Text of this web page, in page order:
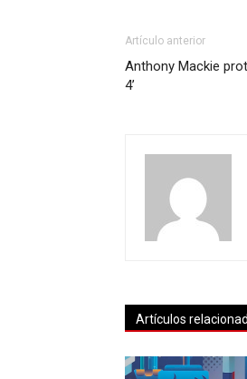
Artículo anterior
Anthony Mackie
4’
Artículos